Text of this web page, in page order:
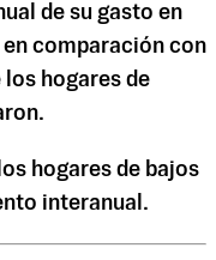
de su gasto en
comparación con
hogares de
hogares de bajos
interanual.